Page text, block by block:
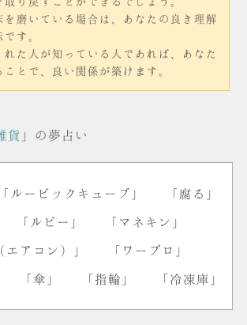
を磨いている場合は、あなたの良き理解
す。
れた人が知っている人であれば、あなた
とで、良い関係が築けます。
貨 」の夢占い
「ルービックキューブ」 「腐る」
「ルビー」 「マネキン」
エアコン）」 「ワープロ」
「傘」 「指輪」 「冷凍庫」